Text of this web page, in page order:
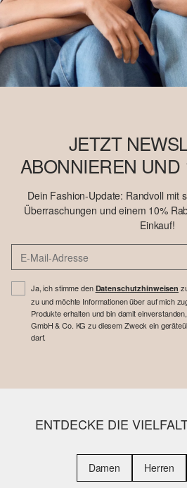
JETZT
ABONNIEREN UND
Dein Fashion-Update: Randvoll mit
Überraschungen und einem 10%
Einkauf!
Ja, ich stimme den Datenschutzhinweisen
zu und möchte Informationen über auf mich
Produkte erhalten und bin damit
GmbH & Co. KG zu diesem Zweck ein
darf.
ENTDECKE DIE
Damen Herren